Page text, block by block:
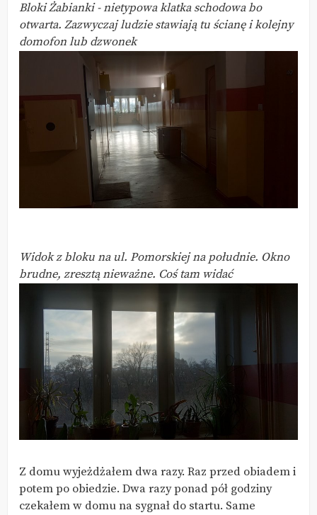
Bloki Żabianki - nietypowa klatka schodowa bo
otwarta. Zazwyczaj ludzie stawiają tu ścianę i kolejny
domofon lub dzwonek
Widok z bloku na ul. Pomorskiej na południe. Okno
brudne, zresztą nieważne. Coś tam widać
Z domu wyjeżdżałem dwa razy. Raz przed obiadem i
potem po obiedzie. Dwa razy ponad pół godziny
czekałem w domu na sygnał do startu. Same